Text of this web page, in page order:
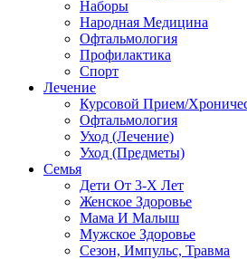
Наборы
Народная Медицина
Офтальмология
Профилактика
Спорт
Лечение
Курсовой Прием/
Офтальмология
Уход (Лечение)
Уход (Предметы)
Семья
Дети От 3-Х Лет
Женское Здоровье
Мама И Малыш
Мужское Здоровье
Сезон, Импульс, Травма